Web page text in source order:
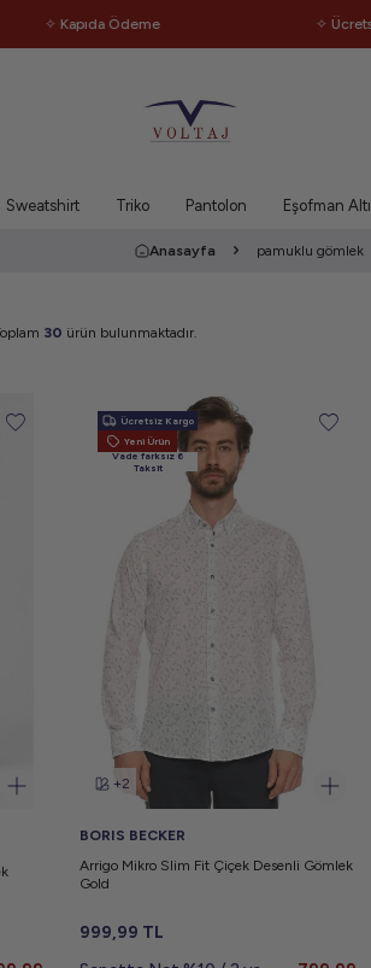
Ödeme ✧ Ücretsiz Kargo
Sweatshirt Triko Pantolon Eşofman Altı
Anasayfa pamuklu gömlek
30 ürün bulunmaktadır.
Ücretsiz Kargo
Yeni Ürün
Vade farksız 6
Taksit
+2
BORIS BECKER
Arrigo Mikro Slim Fit Çiçek Desenli Gömlek
Gold
999,99 TL